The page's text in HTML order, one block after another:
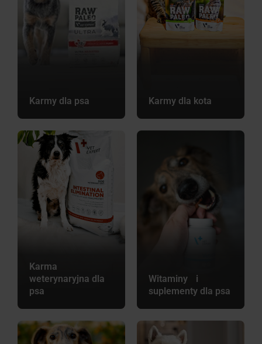
Karmy dla psa Karmy dla kota
Karma
weterynaryjna dla
psa
Witaminy i
suplementy dla psa